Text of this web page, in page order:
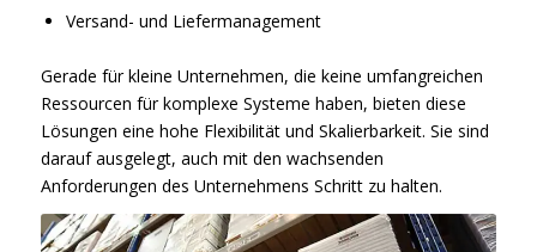
Versand- und Liefermanagement
Gerade für kleine Unternehmen, die keine umfangreichen
Ressourcen für komplexe Systeme haben, bieten diese
Lösungen eine hohe Flexibilität und Skalierbarkeit. Sie sind
darauf ausgelegt, auch mit den wachsenden
Anforderungen des Unternehmens Schritt zu halten.